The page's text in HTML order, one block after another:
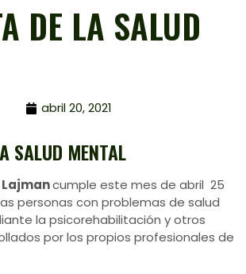
DE LA SALUD
abril 20, 2021
SALUD MENTAL
cumple este mes de abril 25
personas con problemas de salud
la psicorehabilitación y otros
por los propios profesionales de